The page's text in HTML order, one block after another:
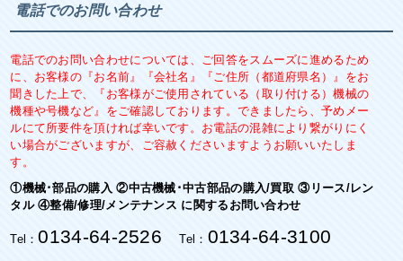
電話でのお問い合わせ
電話でのお問い合わせについては、ご回答をスムーズに進めるため
に、お客様の『お名前』『会社名』『ご住所（都道府県名）』をお
聞きした上で、『お客様がご使用されている（取り付ける）機械の
機種や号機など』をご確認しております。できましたら、予めメー
ルにて所要件を頂ければ幸いです。お電話の混雑により繋がりにく
い場合がございますが、ご容赦くださいますようお願いいたしま
す。
①機械･部品の購入 ②中古機械･中古部品の購入/買取 ③リース/レン
タル ④整備/修理/メンテナンス に関するお問い合わせ
Tel：0134-64-2526 Tel： 0134-64-3100